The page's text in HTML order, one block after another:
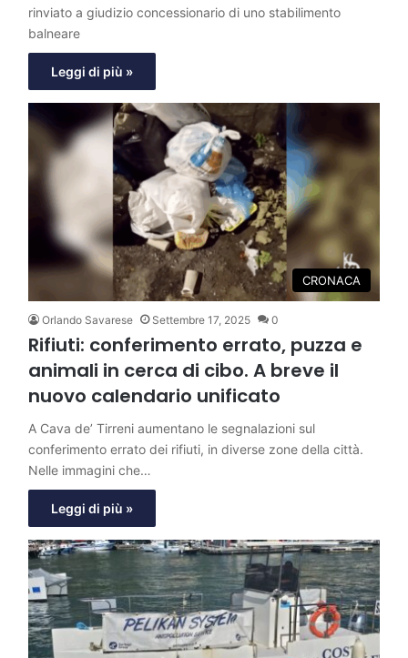
rinviato a giudizio concessionario di uno stabilimento
balneare
Leggi di più »
CRONACA
Orlando Savarese Settembre 17, 2025 0
Rifiuti: conferimento errato, puzza e
animali in cerca di cibo. A breve il
nuovo calendario unificato
A Cava de’ Tirreni aumentano le segnalazioni sul
conferimento errato dei rifiuti, in diverse zone della città.
Nelle immagini che…
Leggi di più »